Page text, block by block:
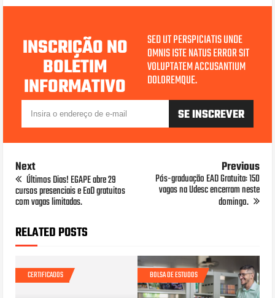
INSCRIÇÃO NO
BOLETIM
INFORMATIVO
SED UT PERSPICIATIS UNDE
OMNIS ISTE NATUS ERROR SIT
VOLUPTATEM ACCUSANTIUM
DOLOREMQUE.
Next
Últimos Dias! EGAPE abre 29
cursos presenciais e EaD gratuitos
com vagas limitadas.
Previous
Pós-graduação EAD Gratuita: 150
vagas na Udesc encerram neste
domingo.
RELATED POSTS
CERTIFICADOS BOLSA DE ESTUDOS